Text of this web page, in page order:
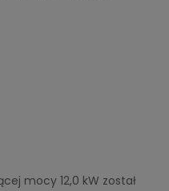
mocy 12,0 kW został